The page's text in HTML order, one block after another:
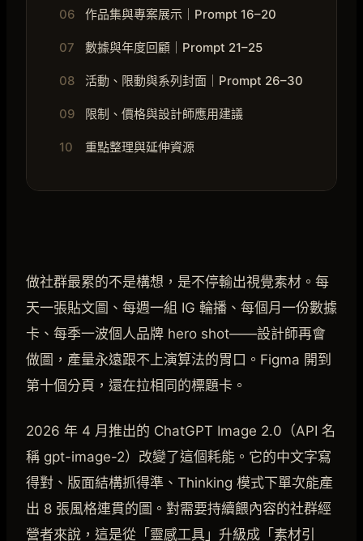
06 作品集與專案展示｜Prompt 16–20
07 數據與年度回顧｜Prompt 21–25
08 活動、限動與系列封面｜Prompt 26–30
09 限制、價格與設計師應用建議
10 重點整理與延伸資源
做社群最累的不是構想，是不停輸出視覺素材。每
天一張貼文圖、每週一組 IG 輪播、每個月一份數據
卡、每季一波個人品牌 hero shot——設計師再會
做圖，產量永遠跟不上演算法的胃口。Figma 開到
第十個分頁，還在拉相同的標題卡。
2026 年 4 月推出的 ChatGPT Image 2.0（API 名
稱 gpt-image-2）改變了這個耗能。它的中文字寫
得對、版面結構抓得準、Thinking 模式下單次能產
出 8 張風格連貫的圖。對需要持續餵內容的社群經
營者來說，這是從「靈感工具」升級成「素材引